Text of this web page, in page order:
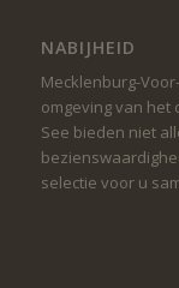
NABIJHEID
Mecklenburg-
omgeving van het
See bieden niet
selectie voor u